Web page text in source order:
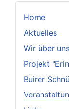
Home
Aktuelles
Wir über uns
Projekt
Buirer